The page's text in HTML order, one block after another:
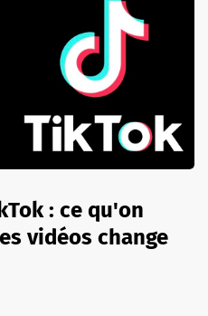
: ce qu'on
vidéos change